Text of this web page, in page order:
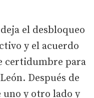
el desbloqueo
y el acuerdo
certidumbre para
Después de
uno y otro lado y